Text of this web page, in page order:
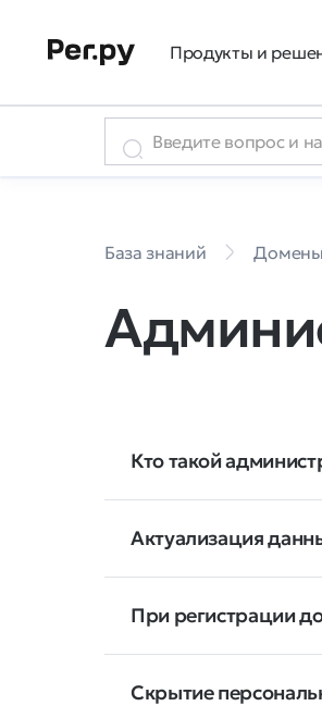
Продукты и
База знаний Домены
Кто такой
Актуализация
При регистрации
Скрытие